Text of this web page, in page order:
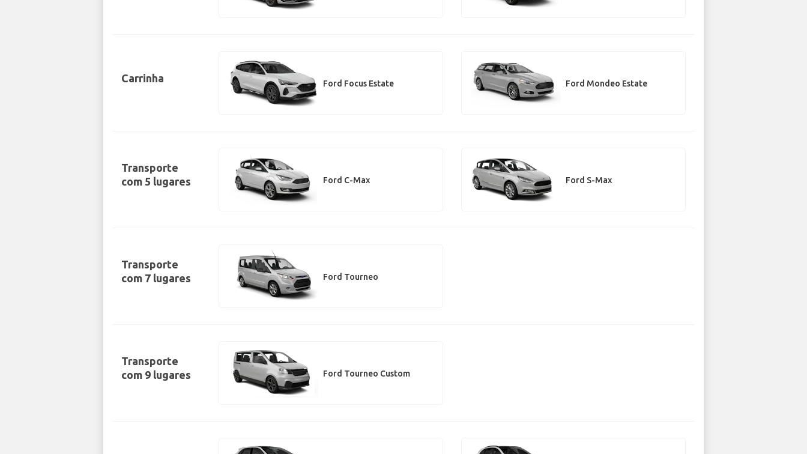
Carrinha Ford Focus Estate Ford Mondeo Estate
Transporte
com 5 lugares
Ford C-Max Ford S-Max
Transporte
com 7 lugares
Ford Tourneo
Transporte
com 9 lugares
Ford Tourneo Custom